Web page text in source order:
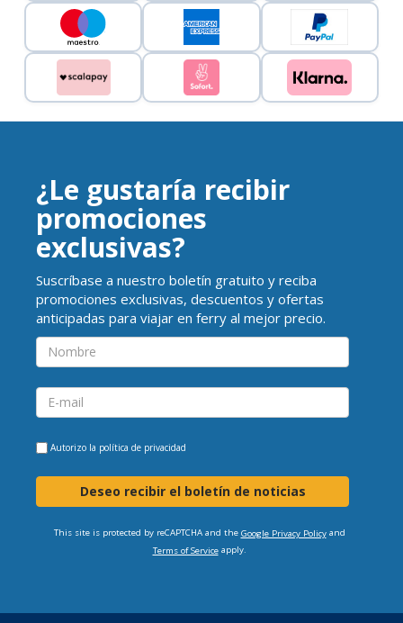
¿Le gustaría recibir
promociones
exclusivas?
Suscríbase a nuestro boletín gratuito y reciba
promociones exclusivas, descuentos y ofertas
anticipadas para viajar en ferry al mejor precio.
Autorizo la política de privacidad
Deseo recibir el boletín de noticias
This site is protected by reCAPTCHA and the Google Privacy Policyand
Terms of Serviceapply.